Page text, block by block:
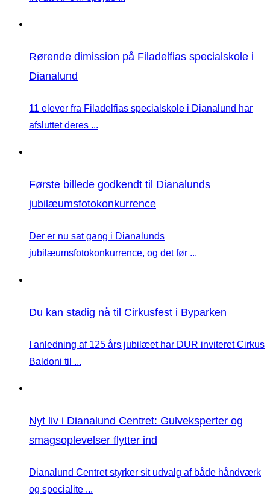
Rørende dimission på Filadelfias specialskole i
Dianalund
11 elever fra Filadelfias specialskole i Dianalund har
afsluttet deres ...
Første billede godkendt til Dianalunds
jubilæumsfotokonkurrence
Der er nu sat gang i Dianalunds
jubilæumsfotokonkurrence, og det før ...
Du kan stadig nå til Cirkusfest i Byparken
I anledning af 125 års jubilæet har DUR inviteret Cirkus
Baldoni til ...
Nyt liv i Dianalund Centret: Gulveksperter og
smagsoplevelser flytter ind
Dianalund Centret styrker sit udvalg af både håndværk
og specialite ...